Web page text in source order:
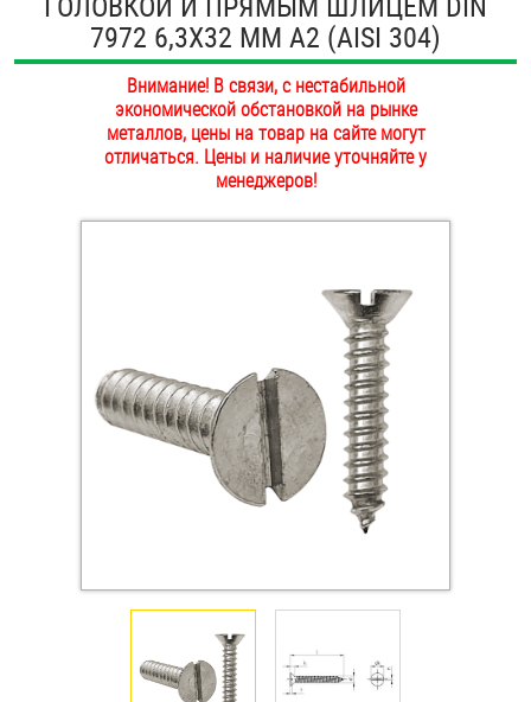
ОПЛАТА И ДОСТАВКА
НАШИ МАГАЗИНЫ
Втулки
Дюбели
Дюймовый крепёж
Инструмент
Крюки, кольца с метрической резьбой
Крюки, кольца с шурупной резьбой
Оснастка и аксессуары для яхт
7972 6,3Х32 ММ А2 (AISI 304)
Внимание! В связи, с нестабильной
экономической обстановкой на рынке
металлов, цены на товар на сайте могут
отличаться. Цены и наличие уточняйте у
менеджеров!